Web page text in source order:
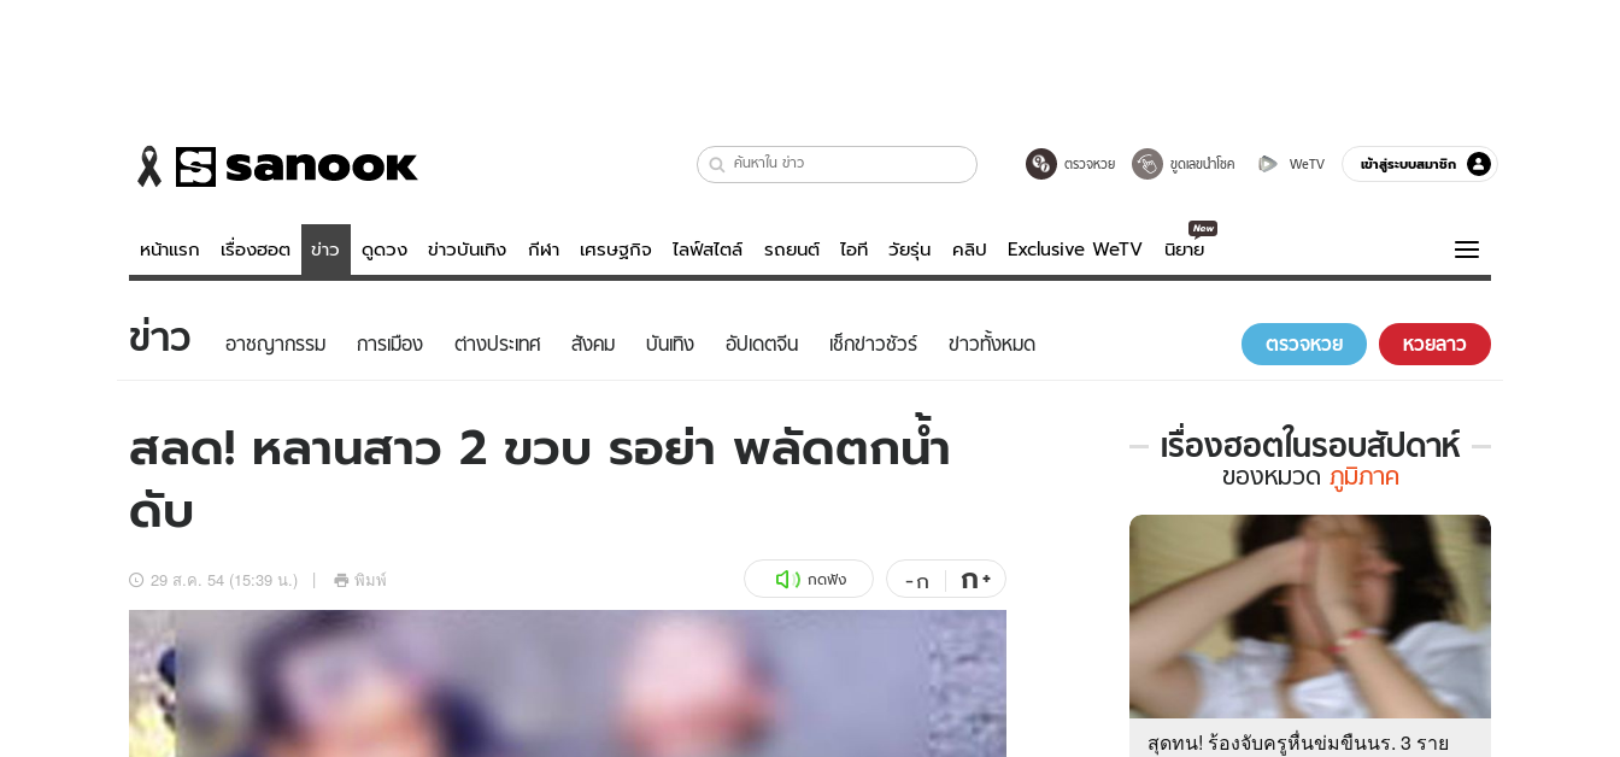
ตรวจหวย ขูดเลขนำโชค WeTV เข้าสู่ระบบสมาชิก
หน้าแรก เรื่องฮอต ข่าว ดูดวง ข่าวบันเทิง กีฬา เศรษฐกิจ ไลฟ์สไตล์ รถยนต์ ไอที วัยรุ่น คลิป Exclusive WeTV นิยาย
ข่าว
ข่าวบันเทิง
ข่าวกีฬา
ข่าวเศรษฐกิจ
อัปเดตจีน
เช็กข่าวชัวร์
ดูดวง - ตรวจหวย
สถิติหวยไทย
ไลฟ์สไตล์
วัยรุ่น
สุขภาพ
เที่ยว-กิน
Sanook Choice
บันเทิงครบรส
ดูทีวี
WeTV
Exclusive WeTV
นิยาย
ความรู้รอบตัว
ฮาวทู
ข่าว อาชญากรรม การเมือง ต่างประเทศ สังคม บันเทิง อัปเดตจีน เช็กข่าวชัวร์ ข่าวทั้งหมด ตรวจหวย หวยลาว
สลด! หลานสาว 2 ขวบ รอย่า พลัดตกน้ำ
ดับ
29 ส.ค. 54 (15:39 น.) พิมพ์ กดฟัง -ก ก+
เรื่องฮอตในรอบสัปดาห์
เรื่อง
ใน
รอบ
ของ
หมวด
ของหมวด ภูมิภาค
สุดทน! ร้องจับครูหื่นข่มขืนนร. 3 ราย